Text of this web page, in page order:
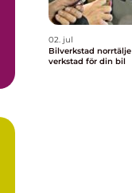
02. jul
Bilverkstad norrtälje så väljer du rätt
verkstad för din bil